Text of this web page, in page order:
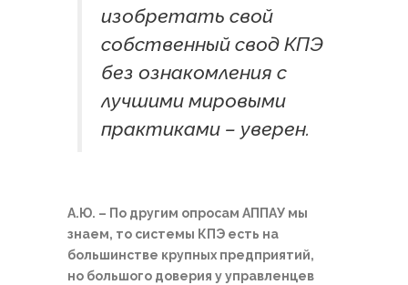
изобретать свой
собственный свод КПЭ
без ознакомления с
лучшими мировыми
практиками – уверен.
А.Ю. – По другим опросам АППАУ мы
знаем, то системы КПЭ есть на
большинстве крупных предприятий,
но большого доверия у управленцев